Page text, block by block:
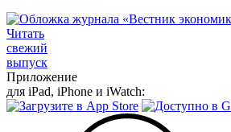
Читать
свежий
выпуск
Приложение
для iPad, iPhone и iWatch: